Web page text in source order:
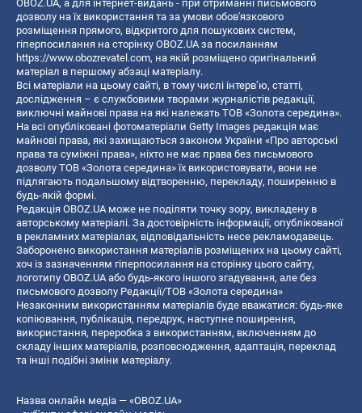
OBOZ.UA, а для інтернет-видань - при отриманні письмового
дозволу на їх використання та за умови обов'язкового
розміщення прямого, відкритого для пошукових систем,
гіперпосилання на сторінку OBOZ.UA за посиланням
https://www.obozrevatel.com, на якій розміщено оригінальний
матеріал в першому абзаці матеріалу.
Всі матеріали на цьому сайті, в тому числі інтерв’ю, статті,
дослідження – є службовими творами журналістів редакції,
виключні майнові права на які належать ТОВ «Золота середина».
На всі опубліковані фотоматеріали Getty Images редакція має
майнові права, які захищаються законом України «Про авторські
права та суміжні права», ніхто не має права без письмового
дозволу ТОВ «Золота середина» їх використовувати, вони не
підлягають подальшому відтворенню, перекладу, поширенню в
будь-якій формі.
Редакція OBOZ.UA може не поділяти точку зору, викладену в
авторському матеріалі. За достовірність інформації, опублікованої
в рекламних матеріалах, відповідальність несе рекламодавець.
Заборонено використання матеріалів розміщених на цьому сайті,
хоч із зазначенням гіперпосилання на сторінку цього сайту,
логотипу OBOZ.UA або будь-якого іншого згадування, але без
письмового дозволу Редакції/ТОВ «Золота середина»
Незаконним використанням матеріалів буде вважатися: будь-яке
копiювання, публiкацiя, передрук, наступне поширення,
використання, переробка з використанням, включенням до
складу інших матеріалів, розповсюдження, адаптація, переклад
та інші подібні зміни матеріалу.
Назва онлайн медіа — «OBOZ.UA»